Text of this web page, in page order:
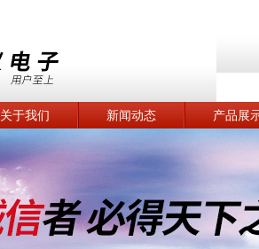
关于我们 新闻动态 产品展